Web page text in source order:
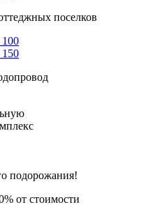
поселков
100
150
подорожания!
от стоимости